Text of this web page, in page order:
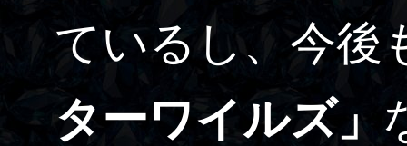
ているし、今後
ターワイルズ」